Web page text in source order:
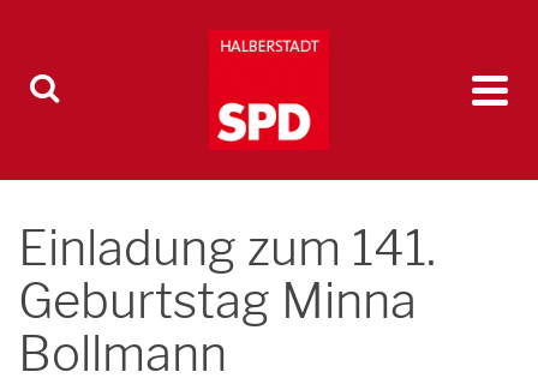
Einladung zum 141.
Geburtstag Minna
Bollmann